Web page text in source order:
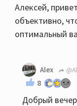
Алексей,
объективно,
оптимальный
Alex
8
Добрый